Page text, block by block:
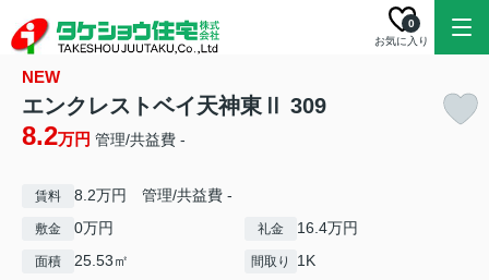
お気に入り
0
NEW
エンクレストベイ天神東Ⅱ 309
8.2万円 管理/共益費 -
賃料 8.2万円 管理/共益費 -
敷金 0万円 礼金 16.4万円
面積 25.53㎡ 間取り 1K